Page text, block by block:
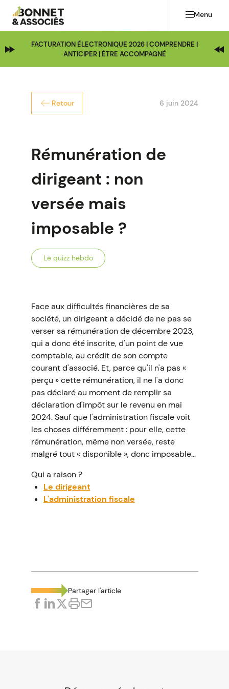
Menu
FACTURATION ÉLECTRONIQUE 2026 | COMPRENDRE |
ANTICIPER | ÊTRE ACCOMPAGNÉ
Retour 6 juin 2024
Rémunération de
dirigeant : non
versée mais
imposable ?
Le quizz hebdo
Face aux difficultés financières de sa
société, un dirigeant a décidé de ne pas se
verser sa rémunération de décembre 2023,
qui a donc été inscrite, d'un point de vue
comptable, au crédit de son compte
courant d'associé. Et, parce qu'il n'a pas «
perçu » cette rémunération, il ne l'a donc
pas déclaré au moment de remplir sa
déclaration d'impôt sur le revenu en mai
2024. Sauf que l'administration fiscale voit
les choses différemment : pour elle, cette
rémunération, même non versée, reste
malgré tout « disponible », donc imposable...
Qui a raison ?
Le dirigeant
L'administration fiscale
décision d'inscrire dans les comptes
sociaux la somme qui lui est due, la
rémunération d’un dirigeant inscrite à son
compte courant d’associé, mais non perçue
Partager l'article